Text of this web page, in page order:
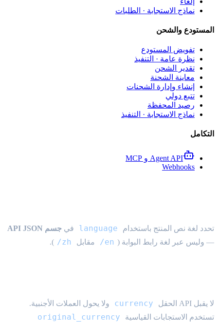
نماذج الاستجابة · الطلبات
المستودع والشحن
تفويض المستودع
نظرة عامة · التنفيذ
تقدير الشحن
معاينة الشحنة
إنشاء وإدارة الشحنات
تتبع دولي
رصيد المحفظة
نماذج الاستجابة · التنفيذ
التكامل
Agent API و MCP
Webhooks
تحدد لغة نص المنتج باستخدام language في جسم API JSON
— وليس عبر لغة رابط البوابة ( /en مقابل /zh
).
لا يقبل API الحقل currency
ولا يحول العملات الأجنبية.
تستخدم الاستجابات القياسية
original_currency